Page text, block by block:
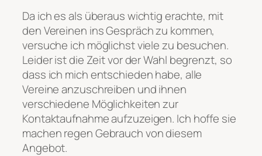
Da ich es als überaus wichtig erachte, mit
den Vereinen ins Gespräch zu kommen,
versuche ich möglichst viele zu besuchen.
Leider ist die Zeit vor der Wahl begrenzt, so
dass ich mich entschieden habe, alle
Vereine anzuschreiben und ihnen
verschiedene Möglichkeiten zur
Kontaktaufnahme aufzuzeigen. Ich hoffe sie
machen regen Gebrauch von diesem
Angebot.